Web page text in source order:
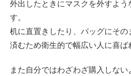
外出したときにマスクを外すよう
す。
机に直置きしたり、バッグにそ
済むため衛生的で幅広い人に喜ば
また自分ではわざわざ購入しない